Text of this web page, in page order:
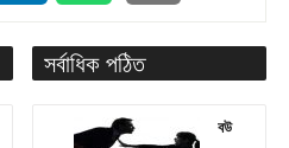
সর্বাধিক পঠিত
বউ